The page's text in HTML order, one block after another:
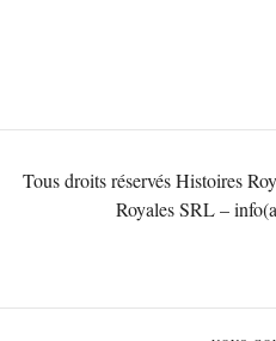
Tous droits réservés Histoires
Royales SRL –